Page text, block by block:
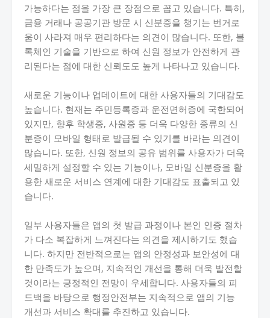
가능하다는 점을 가장 큰 장점으로 꼽고 있습니다. 특히,
금융 거래나 공공기관 방문 시 신분증을 챙기는 번거로
움이 사라져 매우 편리하다는 의견이 많습니다. 또한, 블
록체인 기술을 기반으로 하여 신원 정보가 안전하게 관
리된다는 점에 대한 신뢰도도 높게 나타나고 있습니다.
새로운 기능이나 업데이트에 대한 사용자들의 기대감도
높습니다. 현재는 주민등록증과 운전면허증에 국한되어
있지만, 향후 학생증, 사원증 등 더욱 다양한 종류의 신
분증이 모바일 형태로 발급될 수 있기를 바라는 의견이
많습니다. 또한, 신원 정보의 공유 범위를 사용자가 더욱
세밀하게 설정할 수 있는 기능이나, 모바일 신분증을 활
용한 새로운 서비스 연계에 대한 기대감도 표출되고 있
습니다.
일부 사용자들은 앱의 첫 발급 과정이나 본인 인증 절차
가 다소 복잡하게 느껴진다는 의견을 제시하기도 했습
니다. 하지만 전반적으로는 앱의 안정성과 보안성에 대
한 만족도가 높으며, 지속적인 개선을 통해 더욱 발전할
것이라는 긍정적인 전망이 우세합니다. 사용자들의 피
드백을 바탕으로 행정안전부는 지속적으로 앱의 기능
개선과 서비스 확대를 추진하고 있습니다.